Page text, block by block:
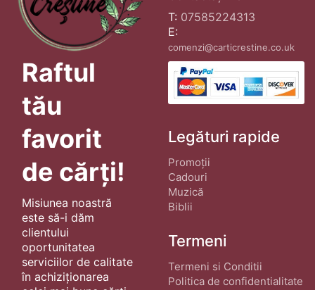
Raftul
tău
favorit
de cărți!
Misiunea noastră
este să-i dăm
clientului
oportunitatea
serviciilor de calitate
în achiziționarea
T: 07585224313
E:
comenzi@carticrestine.co.uk
Legături rapide
Promoții
Cadouri
Muzică
Biblii
Termeni
Termeni si Conditii
Politica de confidentialitate